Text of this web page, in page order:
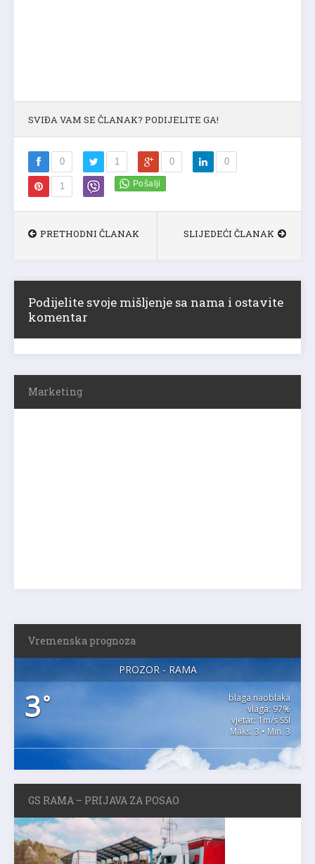
SVIĐA VAM SE ČLANAK? PODIJELITE GA!
0 1 0 0
1
PRETHODNI ČLANAK SLIJEDEĆI ČLANAK
Podijelite svoje mišljenje sa nama i ostavite
komentar
Marketing
Vremenska prognoza
PROZOR - RAMA
3°
blaga naoblaka
vlaga: 97%
vjetar: 1m/s SSI
Maks. 3 • Min. 3
GS RAMA – PRIJAVA ZA POSAO